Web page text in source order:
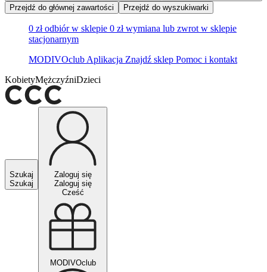
Przejdź do głównej zawartości
Przejdź do wyszukiwarki
0 zł odbiór w sklepie 0 zł wymiana lub zwrot w sklepie
stacjonarnym
MODIVOclub Aplikacja Znajdź sklep Pomoc i kontakt
KobietyMężczyźniDzieci
Szukaj
Szukaj
Zaloguj się
Zaloguj się
Cześć
MODIVOclub